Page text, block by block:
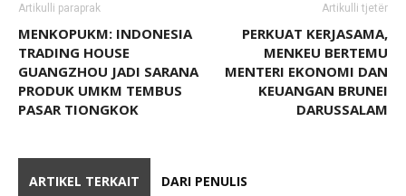
Artikulli paraprak
MENKOPUKM: INDONESIA
TRADING HOUSE
GUANGZHOU JADI SARANA
PRODUK UMKM TEMBUS
PASAR TIONGKOK
Artikulli tjetër
PERKUAT KERJASAMA,
MENKEU BERTEMU
MENTERI EKONOMI DAN
KEUANGAN BRUNEI
DARUSSALAM
ARTIKEL TERKAIT DARI PENULIS